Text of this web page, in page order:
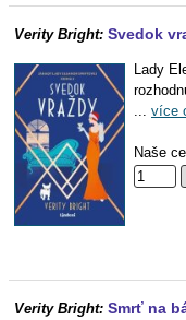
Verity Bright: Svedok
Lady
... více
Naše
Verity Bright: Smrť na